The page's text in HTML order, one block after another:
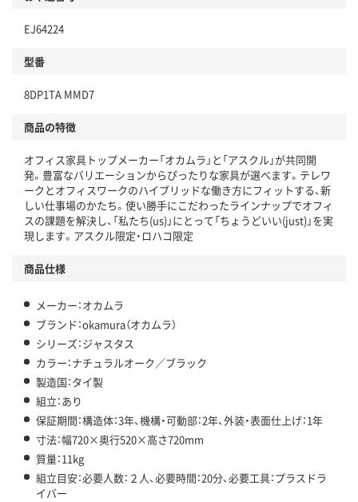
仕組
この商品の環境配慮ポイントです。下記商品詳細「
アスクル商品環境スコア詳細／加点項目
」で確認できます。
EJ64224
型番
8DP1TA MMD7
商品の特徴
オフィス家具トップメーカー「オカムラ」と「アスクル」が共同開
発。豊富なバリエーションからぴったりな家具が選べます。テレワ
ークとオフィスワークのハイブリッドな働き方にフィットする、新
しい仕事場のかたち。使い勝手にこだわったラインナップでオフィ
スの課題を解決し、「私たち(us)」にとって「ちょうどいい(just)」を実
現します。アスクル限定・ロハコ限定
商品仕様
メーカー：オカムラ
ブランド：okamura（オカムラ）
シリーズ：ジャスタス
カラー：ナチュラルオーク／ブラック
製造国：タイ製
組立：あり
保証期間：構造体：3年、機構・可動部：2年、外装・表面仕上げ：1年
寸法：幅720×奥行520×高さ720mm
質量：11kg
組立目安：必要人数：２人、必要時間：20分、必要工具：プラスドラ
イバー